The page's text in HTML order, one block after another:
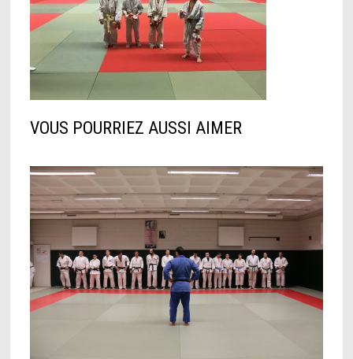
VOUS POURRIEZ AUSSI AIMER